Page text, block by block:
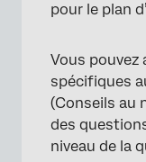
pour le plan
Vous pouvez
spécifiques
(Conseils au
des
niveau de la